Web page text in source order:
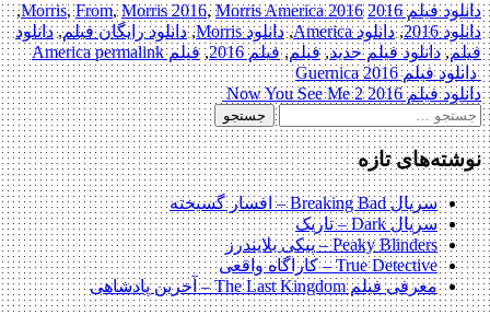
دانلود فیلم 2016 2016 Morris
,From,Morris 2016, Morris America
,
دانلود 2016
,دانلود America ,دانلود Morris ,دانلود رایگان فیلم,دانلود
فیلم, دانلود فیلم جدید, فیلم,فیلم 2016 , فیلم Americapermalink
Post
navigation
دانلود فیلم Guernica 2016
دانلود فیلم Now You See Me 2 2016
جستجو
برای:
نوشته‌های تازه
سریال Breaking Bad – افسار گسیخته
سریال Dark – تاریک
Peaky Blinders – پیکی بلایندرز
True Detective – کاراگاه واقعی
معرفی فیلم The Last Kingdom – آخرین پادشاهی